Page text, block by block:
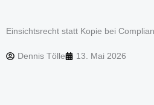
Einsichtsrecht statt Kopie bei
Dennis Tölle 13. Mai 2026